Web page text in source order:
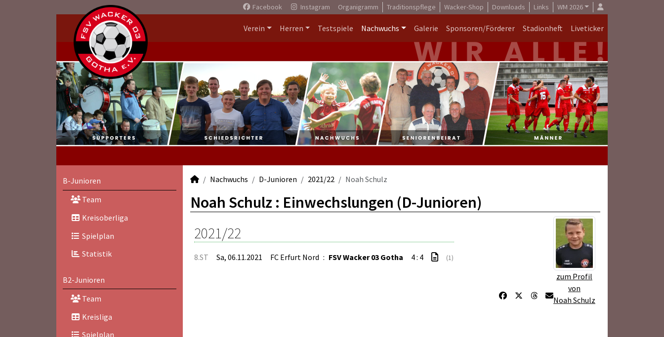
Facebook Instagram Organigramm Traditionspflege Wacker-Shop Downloads Links WM 2026
Verein Herren Testspiele Nachwuchs Galerie Sponsoren/Förderer Stadionheft Liveticker
B-Junioren
Team
Kreisoberliga
Spielplan
Statistik
B2-Junioren
Team
Kreisliga
Spielplan
Nachwuchs D-Junioren 2021/22 Noah Schulz
Noah Schulz : Einwechslungen (D-Junioren)
zum Profil
von
Noah Schulz
2021/22
8.ST Sa, 06.11.2021 FC Erfurt Nord : FSV Wacker 03 Gotha 4 : 4 (1)